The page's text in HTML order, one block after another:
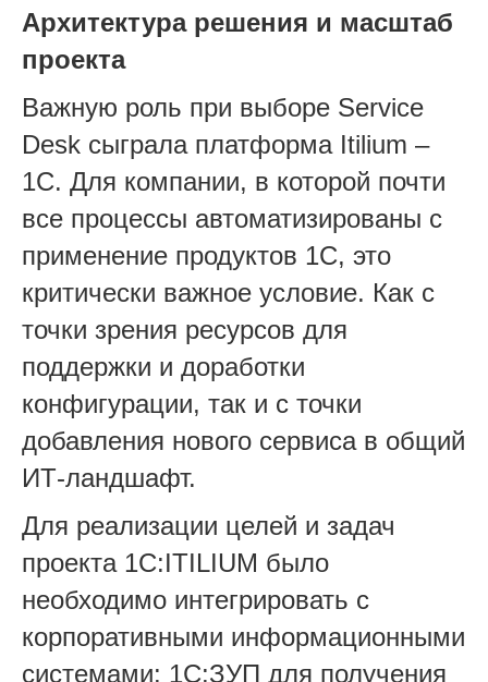
Архитектура решения и масштаб
проекта
Важную роль при выборе Service
Desk сыграла платформа Itilium –
1С. Для компании, в которой почти
все процессы автоматизированы с
применение продуктов 1С, это
критически важное условие. Как с
точки зрения ресурсов для
поддержки и доработки
конфигурации, так и с точки
добавления нового сервиса в общий
ИТ-ландшафт.
Для реализации целей и задач
проекта 1С:ITILIUM было
необходимо интегрировать с
корпоративными информационными
системами: 1С:ЗУП для получения